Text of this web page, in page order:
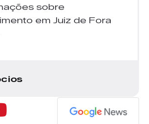
sobre
em Juiz de Fora